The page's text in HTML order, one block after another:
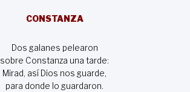
CONSTANZA
Dos galanes pelearon
sobre Constanza una tarde:
Mirad, así Dios nos guarde,
para donde lo guardaron.